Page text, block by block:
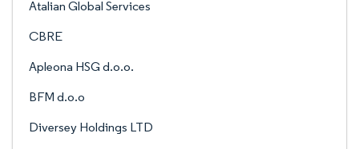
Atalian Global Services
CBRE
Apleona HSG d.o.o.
BFM d.o.o
Diversey Holdings LTD